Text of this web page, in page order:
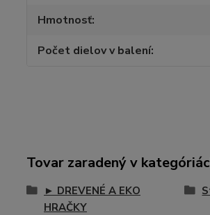
Hmotnosť
Počet dielov v balení
Tovar zaradený v
► DREVENÉ A EKO
HRAČKY